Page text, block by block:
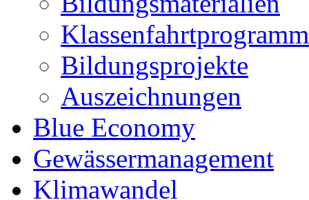
Klassenfahrtprogramm
Bildungsprojekte
Auszeichnungen
Blue Economy
Gewässermanagement
Klimawandel